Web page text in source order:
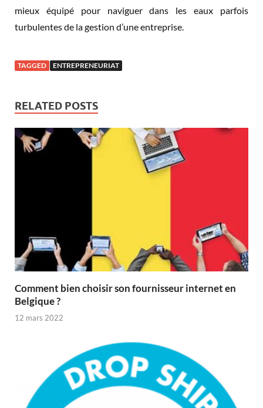
mieux équipé pour naviguer dans les eaux parfois
turbulentes de la gestion d’une entreprise.
TAGGED ENTREPRENEURIAT
RELATED POSTS
Comment bien choisir son fournisseur internet en
Belgique ?
12 mars 2022